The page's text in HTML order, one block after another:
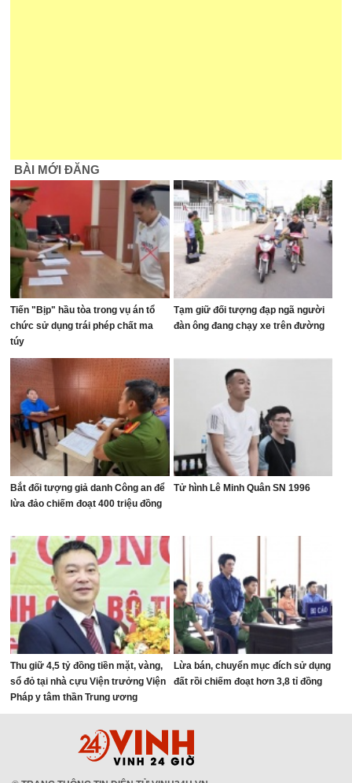
BÀI MỚI ĐĂNG
Tiến "Bịp" hầu tòa trong vụ án tổ
chức sử dụng trái phép chất ma
túy
Tạm giữ đối tượng đạp ngã người
đàn ông đang chạy xe trên đường
Bắt đối tượng giả danh Công an để
lừa đảo chiếm đoạt 400 triệu đồng
Tử hình Lê Minh Quân SN 1996
Thu giữ 4,5 tỷ đồng tiền mặt, vàng,
sổ đỏ tại nhà cựu Viện trưởng Viện
Pháp y tâm thần Trung ương
Lừa bán, chuyển mục đích sử dụng
đất rồi chiếm đoạt hơn 3,8 tỉ đồng